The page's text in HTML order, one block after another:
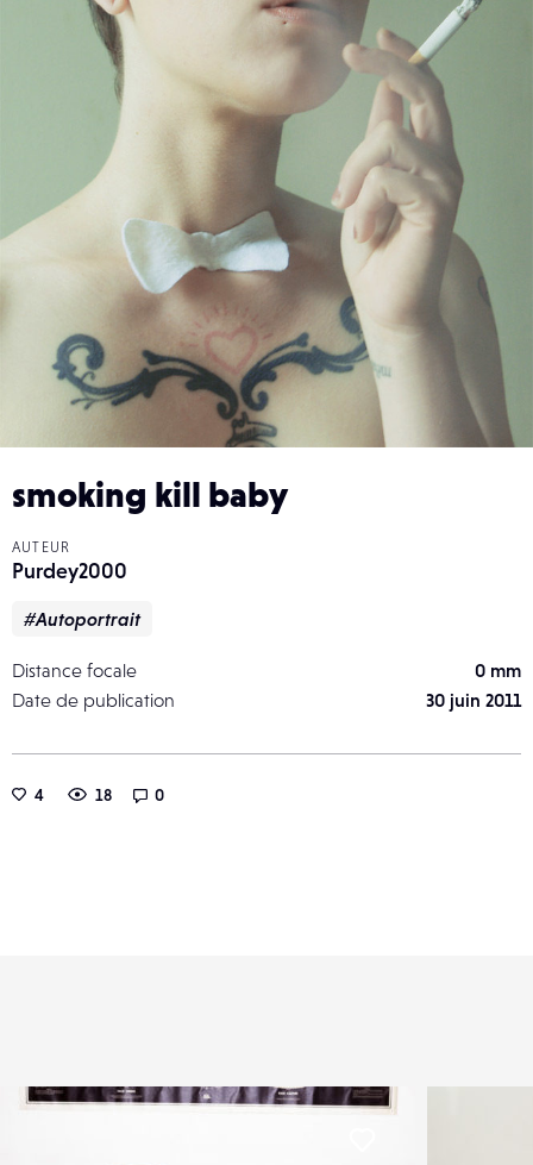
smoking kill baby
AUTEUR
Purdey2000
#Autoportrait
Distance focale
0 mm
Date de publication
30 juin 2011
4 18 0